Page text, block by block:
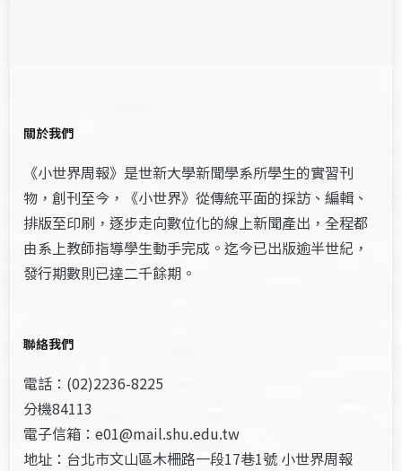
關於我們
《小世界周報》是世新大學新聞學系所學生的實習刊
物，創刊至今，《小世界》從傳統平面的採訪、編輯、
排版至印刷，逐步走向數位化的線上新聞產出，全程都
由系上教師指導學生動手完成。迄今已出版逾半世紀，
發行期數則已達二千餘期。
聯絡我們
電話：(02)2236-8225
分機84113
電子信箱：e01@mail.shu.edu.tw
地址：台北市文山區木柵路一段17巷1號 小世界周報